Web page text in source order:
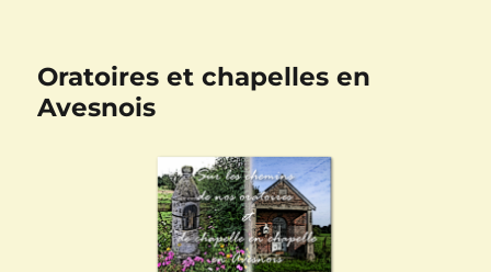
Oratoires et chapelles en
Avesnois